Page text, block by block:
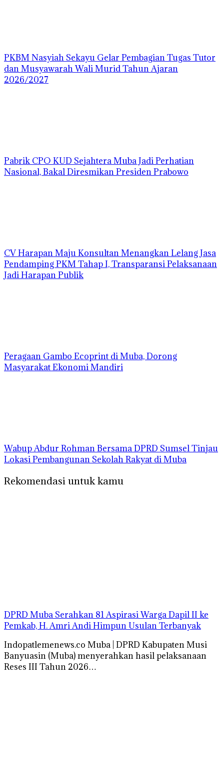
PKBM Nasyiah Sekayu Gelar Pembagian Tugas Tutor
dan Musyawarah Wali Murid Tahun Ajaran
2026/2027
Pabrik CPO KUD Sejahtera Muba Jadi Perhatian
Nasional, Bakal Diresmikan Presiden Prabowo
CV Harapan Maju Konsultan Menangkan Lelang Jasa
Pendamping PKM Tahap I, Transparansi Pelaksanaan
Jadi Harapan Publik
Peragaan Gambo Ecoprint di Muba, Dorong
Masyarakat Ekonomi Mandiri
Wabup Abdur Rohman Bersama DPRD Sumsel Tinjau
Lokasi Pembangunan Sekolah Rakyat di Muba
Rekomendasi untuk kamu
DPRD Muba Serahkan 81 Aspirasi Warga Dapil II ke
Pemkab, H. Amri Andi Himpun Usulan Terbanyak
Indopatlemenews.co Muba | DPRD Kabupaten Musi
Banyuasin (Muba) menyerahkan hasil pelaksanaan
Reses III Tahun 2026…